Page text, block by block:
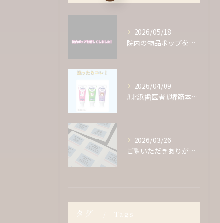
2026/05/18
院内の物品ポップをリニューアルしました✨
2026/04/09
#北浜歯医者 #堺筋本町歯医者 #歯医者 #クリーニング #...
2026/03/26
ご覧いただきありがとうございます！
タグ Tags